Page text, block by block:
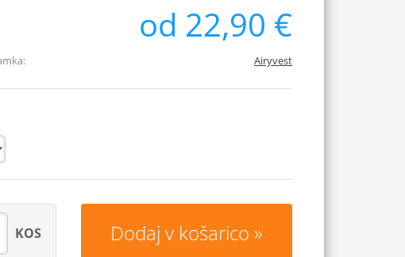
od 22,90 €
Airyvest
Dodaj v košarico
KOS